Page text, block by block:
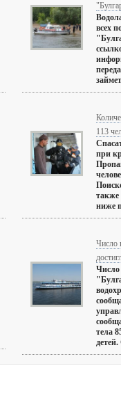
всех
113
при
также
ниже
Число
Число
тела